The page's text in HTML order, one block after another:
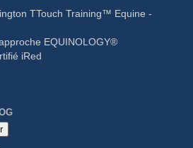
TTouch Training™ Equine -
EQUINOLOGY®
iRed